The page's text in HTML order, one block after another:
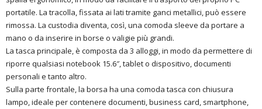
portatile. La tracolla, fissata ai lati tramite ganci metallici, può essere
rimossa. La custodia diventa, così, una comoda sleeve da portare a
mano o da inserire in borse o valigie più grandi.
La tasca principale, è composta da 3 alloggi, in modo da permettere di
riporre qualsiasi notebook 15.6″, tablet o dispositivo, documenti
personali e tanto altro.
Sulla parte frontale, la borsa ha una comoda tasca con chiusura
lampo, ideale per contenere documenti, business card, smartphone,